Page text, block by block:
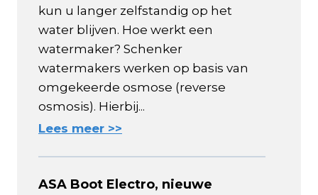
kun u langer zelfstandig op het
water blijven. Hoe werkt een
watermaker? Schenker
watermakers werken op basis van
omgekeerde osmose (reverse
osmosis). Hierbij...
Lees meer >>
ASA Boot Electro, nieuwe